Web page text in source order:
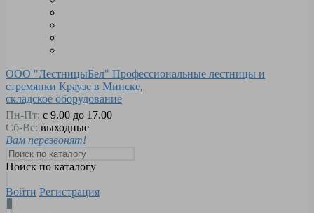
ООО "ЛестницыБел" Профессиональные лестницы и
стремянки Краузе в Минске,
складское оборудование
Пн-Пт: с 9.00 до 17.00
Сб-Вс: выходные
Вам перезвонят!
Поиск по каталогу
Войти Регистрация